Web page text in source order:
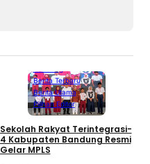
Berita Terbaru
Berita Utama
Pilihan Editor
Sekolah Rakyat Terintegrasi-
4 Kabupaten Bandung Resmi
Gelar MPLS